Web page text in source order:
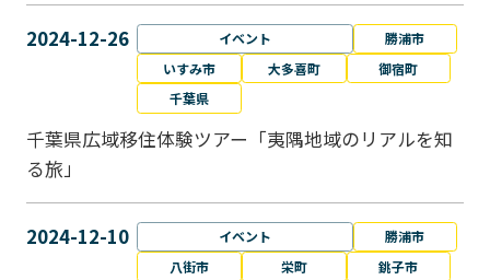
2024-12-26 イベント
勝浦市
いすみ市
大多喜町
御宿町
千葉県
千葉県広域移住体験ツアー「夷隅地域のリアルを知
る旅」
2024-12-10 イベント
勝浦市
八街市
栄町
銚子市